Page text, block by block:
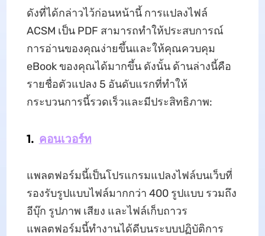
ดังที่ได้กล่าวไว้ก่อนหน้านี้ การแปลงไฟล์
ACSM เป็น PDF สามารถทำให้ประสบการณ์
การอ่านของคุณง่ายขึ้นและให้คุณควบคุม
eBook ของคุณได้มากขึ้น ดังนั้น ด้านล่างนี้คือ
รายชื่อตัวแปลง 5 อันดับแรกที่ทำให้
กระบวนการนี้รวดเร็วและมีประสิทธิภาพ:
1. คอนเวอร์ท
แพลตฟอร์มนี้เป็นโปรแกรมแปลงไฟล์บนเว็บที่
รองรับรูปแบบไฟล์มากกว่า 400 รูปแบบ รวมถึง
อีบุ๊ก รูปภาพ เสียง และไฟล์เก็บถาวร
แพลตฟอร์มนี้ทำงานได้ดีบนระบบปฏิบัติการ